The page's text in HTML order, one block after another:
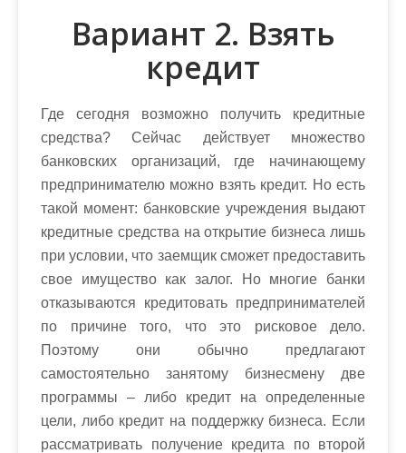
Вариант 2. Взять
кредит
Где сегодня возможно получить кредитные
средства? Сейчас действует множество
банковских организаций, где начинающему
предпринимателю можно взять кредит. Но есть
такой момент: банковские учреждения выдают
кредитные средства на открытие бизнеса лишь
при условии, что заемщик сможет предоставить
свое имущество как залог. Но многие банки
отказываются кредитовать предпринимателей
по причине того, что это рисковое дело.
Поэтому они обычно предлагают
самостоятельно занятому бизнесмену две
программы – либо кредит на определенные
цели, либо кредит на поддержку бизнеса. Если
рассматривать получение кредита по второй